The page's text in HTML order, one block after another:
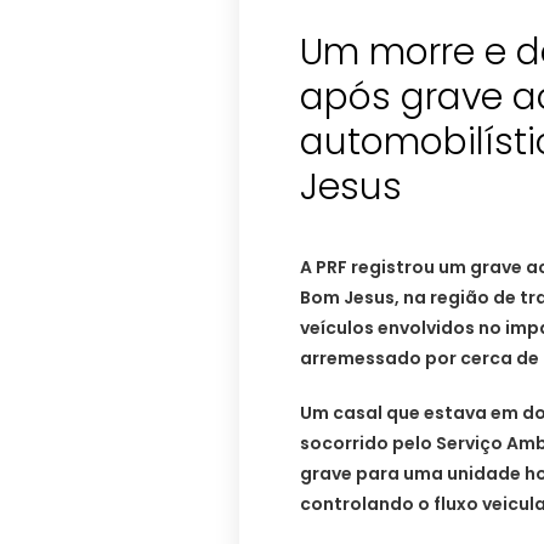
Um morre e
após grave
Jesus
A PRF registrou um grave
Bom Jesus, na região de
veículos envolvidos no
arremessado por cerca
Um casal que estava em
socorrido pelo Serviço
grave para uma unidade
controlando o fluxo